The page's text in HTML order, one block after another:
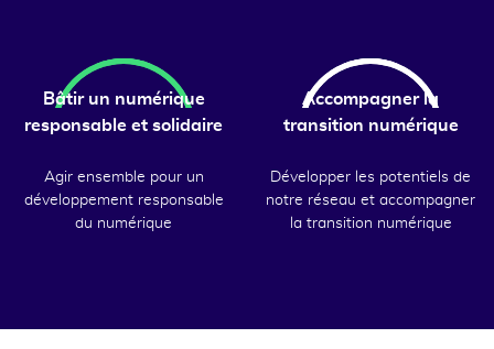
Bâtir un numérique
responsable et solidaire
Agir ensemble pour un
développement responsable
du numérique
Accompagner la
transition numérique
Développer les potentiels de
notre réseau et accompagner
la transition numérique